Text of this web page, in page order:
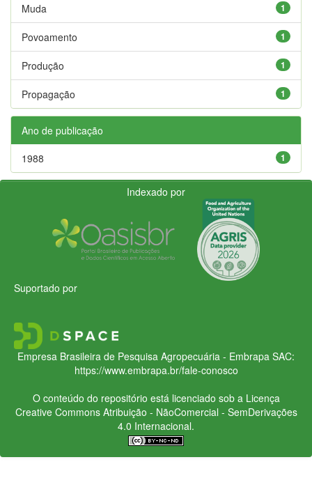
1
Muda
1
Povoamento
1
Produção
1
Propagação
Ano de publicação
1
1988
Indexado por
Suportado por
Empresa Brasileira de Pesquisa Agropecuária - Embrapa SAC:
https://www.embrapa.br/fale-conosco
O conteúdo do repositório está licenciado sob a Licença
Creative CommonsAtribuição - NãoComercial - SemDerivações
4.0 Internacional.